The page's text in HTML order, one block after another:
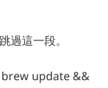
這一段。
brew update &&